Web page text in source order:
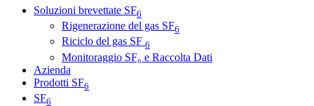
Soluzioni brevettate SF6
Rigenerazione del gas SF6
Riciclo del gas SF 6
Monitoraggio SF₆ e Raccolta Dati
Azienda
Prodotti SF6
SF6